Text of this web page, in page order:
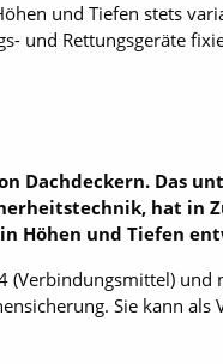
und Tiefen stets
und Rettungsgeräte
Dachdeckern. Das
hat in
Höhen und Tiefen
(Verbindungsmittel) und
Sie kann als